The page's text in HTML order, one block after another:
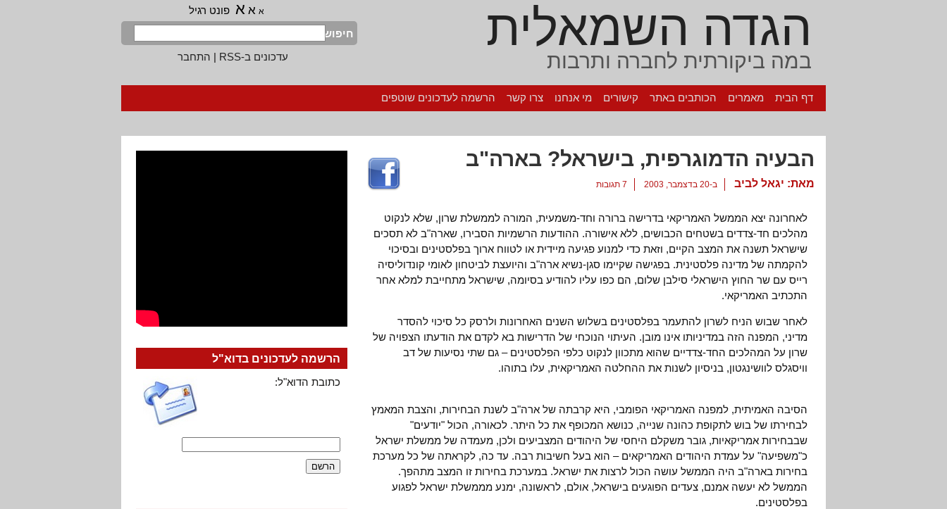
הגדה השמאלית
במה ביקורתית לחברה ותרבות
א א א פונט רגיל
חיפוש
עדכונים ב-RSS
| התחבר
דף הבית מאמרים הכותבים באתר קישורים מי אנחנו צרו קשר הרשמה לעדכונים שוטפים
הבעיה הדמוגרפית, בישראל? בארה"ב
מאת: יגאל לביב ב-20 בדצמבר, 2003 7 תגובות
לאחרונה יצא הממשל האמריקאי בדרישה ברורה וחד-משמעית, המורה לממשלת שרון, שלא לנקוט
מהלכים חד-צדדים בשטחים הכבושים, ללא אישורה. ההודעות הרשמיות הסבירו, שארה"ב לא תסכים
שישראל תשנה את המצב הקיים, וזאת כדי למנוע פגיעה מיידית או לטווח ארוך בפלסטינים ובסיכוי
להקמתה של מדינה פלסטינית. בפגישה שקיימו סגן-נשיא ארה"ב והיועצת לביטחון לאומי קונדוליסיה
רייס עם שר החוץ הישראלי סילבן שלום, הם כפו עליו להודיע בסיומה, שישראל מתחייבת למלא אחר
התכתיב האמריקאי.
לאחר שבוש הניח לשרון להתעמר בפלסטינים בשלוש השנים האחרונות ולרסק כל סיכוי להסדר
מדיני, המפנה הזה במדיניותו אינו מובן. העיתוי הנוכחי של הדרישות בא לקדם את הודעתו הצפויה של
שרון על המהלכים החד-צדדיים שהוא מתכוון לנקוט כלפי הפלסטינים – גם שתי נסיעות של דב
וויסגלס לוושינגטון, בניסיון לשנות את ההחלטה האמריקאית, עלו בתוהו.
הסיבה האמיתית, למפנה האמריקאי הפומבי, היא קרבתה של ארה"ב לשנת הבחירות, והצבת המאמץ
לבחירתו של בוש לתקופת כהונה שנייה, כנושא המכופף את כל היתר. לכאורה, הכול "יודעים"
שבבחירות אמריקאיות, גובר משקלם היחסי של היהודים המצביעים ולכן, מעמדה של ממשלת ישראל
כ"משפיעה" על עמדת היהודים האמריקאים – הוא בעל חשיבות רבה. עד כה, לקראתה של כל מערכת
בחירות בארה"ב היה הממשל עושה הכול לרצות את ישראל. במערכת בחירות זו המצב מתהפך.
הממשל לא יעשה אמנם, צעדים הפוגעים בישראל, אולם, לראשונה, ימנע מממשלת ישראל לפגוע
בפלסטינים.
הרשמה לעדכונים בדוא"ל
כתובת הדוא"ל: